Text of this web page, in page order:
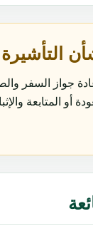
جواز السفر
أو المتابعة